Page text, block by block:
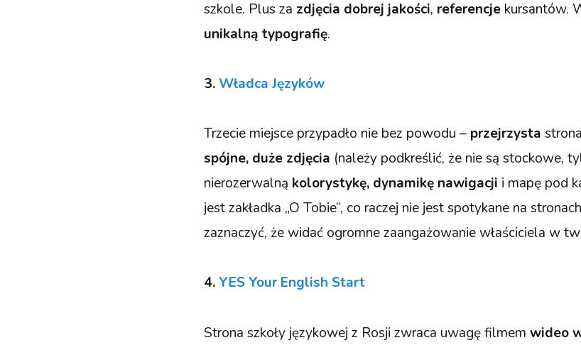
szkole. Plus za zdjęcia dobrej jakości, referencje kursantów.
unikalną typografię.
3. Władca Języków
Trzecie miejsce przypadło nie bez powodu – przejrzysta
spójne, duże zdjęcia (należy podkreślić, że nie są stockowe,
nierozerwalną kolorystykę, dynamikę nawigacji i mapę pod
jest zakładka „O Tobie”, co raczej nie jest spotykane na
zaznaczyć, że widać ogromne zaangażowanie właściciela w
4.YES Your English Start
Strona szkoły językowej z Rosji zwraca uwagę filmem wideo